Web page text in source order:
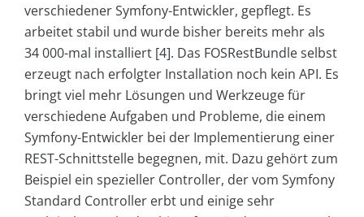
verschiedener Symfony-Entwickler, gepflegt. Es
arbeitet stabil und wurde bisher bereits mehr als
34 000-mal installiert [4]. Das FOSRestBundle selbst
erzeugt nach erfolgter Installation noch kein API. Es
bringt viel mehr Lösungen und Werkzeuge für
verschiedene Aufgaben und Probleme, die einem
Symfony-Entwickler bei der Implementierung einer
REST-Schnittstelle begegnen, mit. Dazu gehört zum
Beispiel ein spezieller Controller, der vom Symfony
Standard Controller erbt und einige sehr